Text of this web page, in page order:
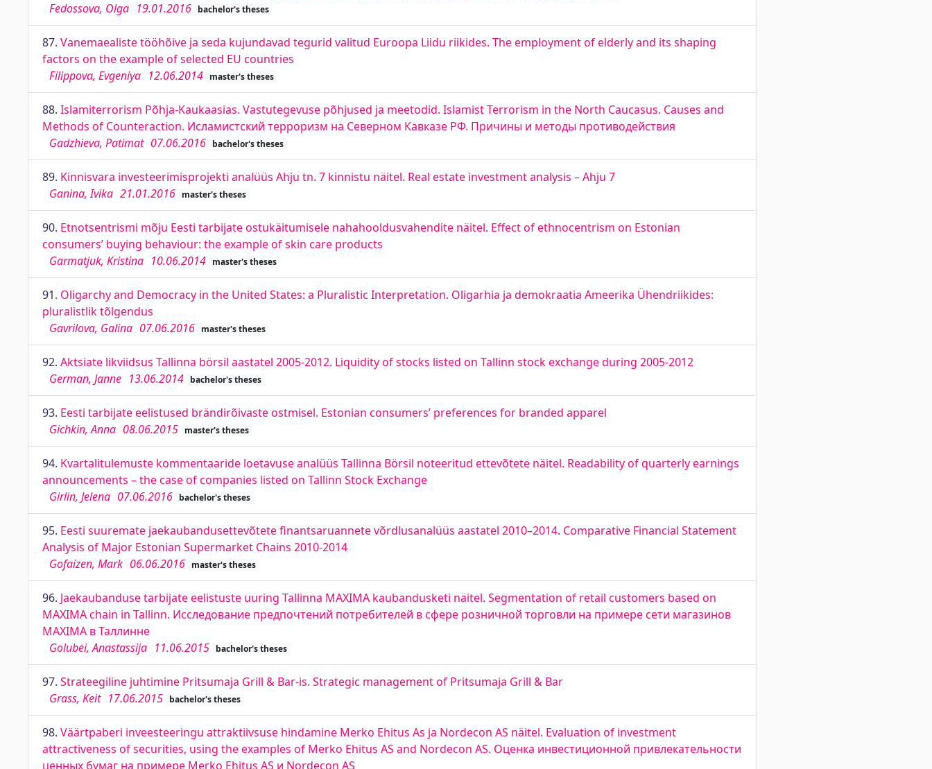
Fedossova, Olga 19.01.2016 bachelor's theses
87. Vanemaealiste tööhõive ja seda kujundavad tegurid valitud Euroopa Liidu riikides. The employment of elderly and its shaping
factors on the example of selected EU countries
Filippova, Evgeniya 12.06.2014 master's theses
88. Islamiterrorism Põhja-Kaukaasias. Vastutegevuse põhjused ja meetodid. Islamist Terrorism in the North Caucasus. Causes and
Methods of Counteraction. Исламистский терроризм на Северном Кавказе РФ. Причины и методы противодействия
Gadzhieva, Patimat 07.06.2016 bachelor's theses
89. Kinnisvara investeerimisprojekti analüüs Ahju tn. 7 kinnistu näitel. Real estate investment analysis – Ahju 7
Ganina, Ivika 21.01.2016 master's theses
90. Etnotsentrismi mõju Eesti tarbijate ostukäitumisele nahahooldusvahendite näitel. Effect of ethnocentrism on Estonian
consumers’ buying behaviour: the example of skin care products
Garmatjuk, Kristina 10.06.2014 master's theses
91. Oligarchy and Democracy in the United States: a Pluralistic Interpretation. Oligarhia ja demokraatia Ameerika Ühendriikides:
pluralistlik tõlgendus
Gavrilova, Galina 07.06.2016 master's theses
92. Aktsiate likviidsus Tallinna börsil aastatel 2005-2012. Liquidity of stocks listed on Tallinn stock exchange during 2005-2012
German, Janne 13.06.2014 bachelor's theses
93. Eesti tarbijate eelistused brändirõivaste ostmisel. Estonian consumers’ preferences for branded apparel
Gichkin, Anna 08.06.2015 master's theses
94. Kvartalitulemuste kommentaaride loetavuse analüüs Tallinna Börsil noteeritud ettevõtete näitel. Readability of quarterly earnings
announcements – the case of companies listed on Tallinn Stock Exchange
Girlin, Jelena 07.06.2016 bachelor's theses
95. Eesti suuremate jaekaubandusettevõtete finantsaruannete võrdlusanalüüs aastatel 2010–2014. Comparative Financial Statement
Analysis of Major Estonian Supermarket Chains 2010-2014
Gofaizen, Mark 06.06.2016 master's theses
96. Jaekaubanduse tarbijate eelistuste uuring Tallinna MAXIMA kaubandusketi näitel. Segmentation of retail customers based on
MAXIMA chain in Tallinn. Исследование предпочтений потребителей в сфере розничной торговли на примере сети магазинов
MAXIMA в Таллинне
Golubei, Anastassija 11.06.2015 bachelor's theses
97. Strateegiline juhtimine Pritsumaja Grill & Bar-is. Strategic management of Pritsumaja Grill & Bar
Grass, Keit 17.06.2015 bachelor's theses
98. Väärtpaberi inveesteeringu attraktiivsuse hindamine Merko Ehitus As ja Nordecon AS näitel. Evaluation of investment
attractiveness of securities, using the examples of Merko Ehitus AS and Nordecon AS. Оценка инвестиционной привлекательности
ценных бумаг на примере Merko Ehitus AS и Nordecon AS